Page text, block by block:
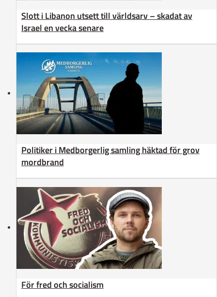
Slott i Libanon utsett till världsarv – skadat av
Israel en vecka senare
Politiker i Medborgerlig samling häktad för grov
mordbrand
För fred och socialism